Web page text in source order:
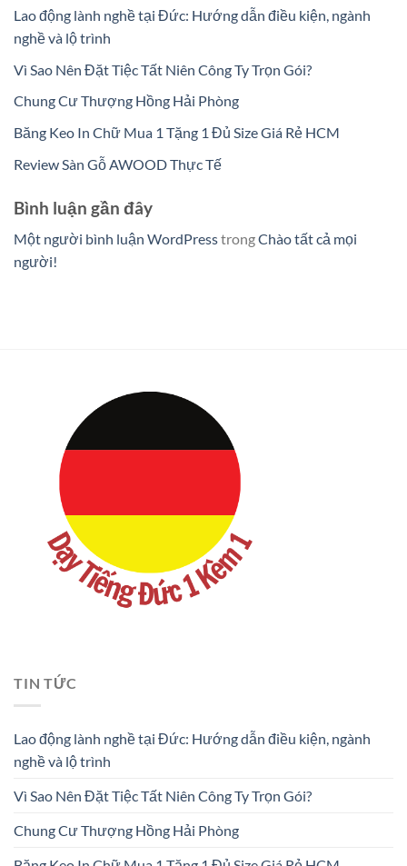
Lao động lành nghề tại Đức: Hướng dẫn điều kiện, ngành
nghề và lộ trình
Vì Sao Nên Đặt Tiệc Tất Niên Công Ty Trọn Gói?
Chung Cư Thượng Hồng Hải Phòng
Băng Keo In Chữ Mua 1 Tặng 1 Đủ Size Giá Rẻ HCM
Review Sàn Gỗ AWOOD Thực Tế
Bình luận gần đây
Một người bình luận WordPresstrongChào tất cả mọi
người!
TIN TỨC
Lao động lành nghề tại Đức: Hướng dẫn điều kiện, ngành
nghề và lộ trình
Vì Sao Nên Đặt Tiệc Tất Niên Công Ty Trọn Gói?
Chung Cư Thượng Hồng Hải Phòng